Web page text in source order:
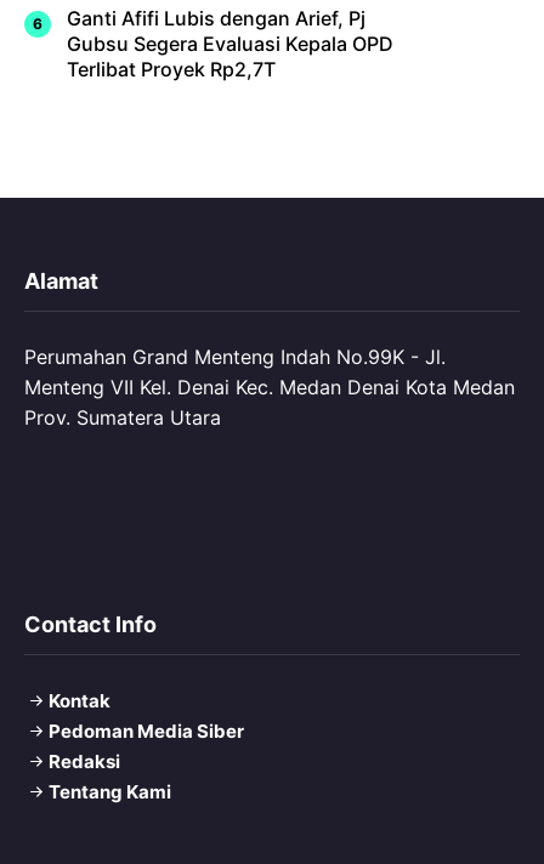
Ganti Afifi Lubis dengan Arief, Pj
Gubsu Segera Evaluasi Kepala OPD
Terlibat Proyek Rp2,7T
Alamat
Perumahan Grand Menteng Indah No.99K - Jl.
Menteng VII Kel. Denai Kec. Medan Denai Kota Medan
Prov. Sumatera Utara
Contact Info
Kontak
Pedoman Media Siber
Redaksi
Tentang Kami